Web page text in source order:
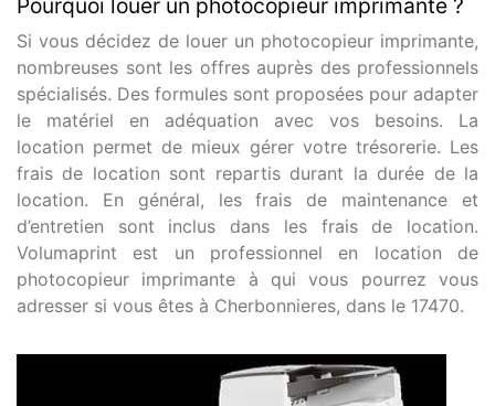
Pourquoi louer un photocopieur imprimante ?
Si vous décidez de louer un photocopieur imprimante,
nombreuses sont les offres auprès des professionnels
spécialisés. Des formules sont proposées pour adapter
le matériel en adéquation avec vos besoins. La
location permet de mieux gérer votre trésorerie. Les
frais de location sont repartis durant la durée de la
location. En général, les frais de maintenance et
d’entretien sont inclus dans les frais de location.
Volumaprint est un professionnel en location de
photocopieur imprimante à qui vous pourrez vous
adresser si vous êtes à Cherbonnieres, dans le 17470.